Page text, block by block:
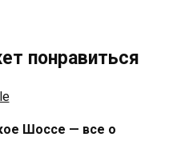
понравиться
Шоссе — все о